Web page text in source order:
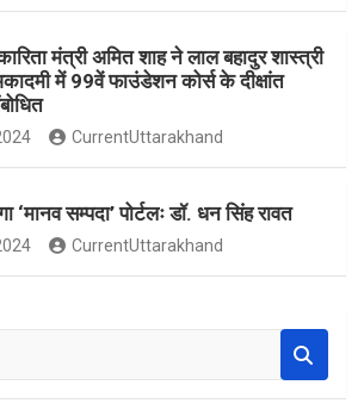
मंत्री अमित शाह ने लाल बहादुर शास्त्री
में 99वें फाउंडेशन कोर्स के दीक्षांत
CurrentUttarakhand
‘मानव सम्पदा’ पोर्टलः डॉ. धन सिंह रावत
CurrentUttarakhand